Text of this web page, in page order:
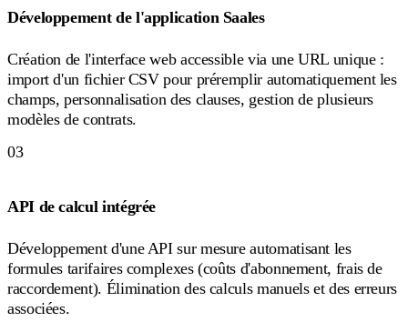
Développement de l'application Saales
Création de l'interface web accessible via une URL unique :
import d'un fichier CSV pour préremplir automatiquement les
champs, personnalisation des clauses, gestion de plusieurs
modèles de contrats.
03
API de calcul intégrée
Développement d'une API sur mesure automatisant les
formules tarifaires complexes (coûts d'abonnement, frais de
raccordement). Élimination des calculs manuels et des erreurs
associées.